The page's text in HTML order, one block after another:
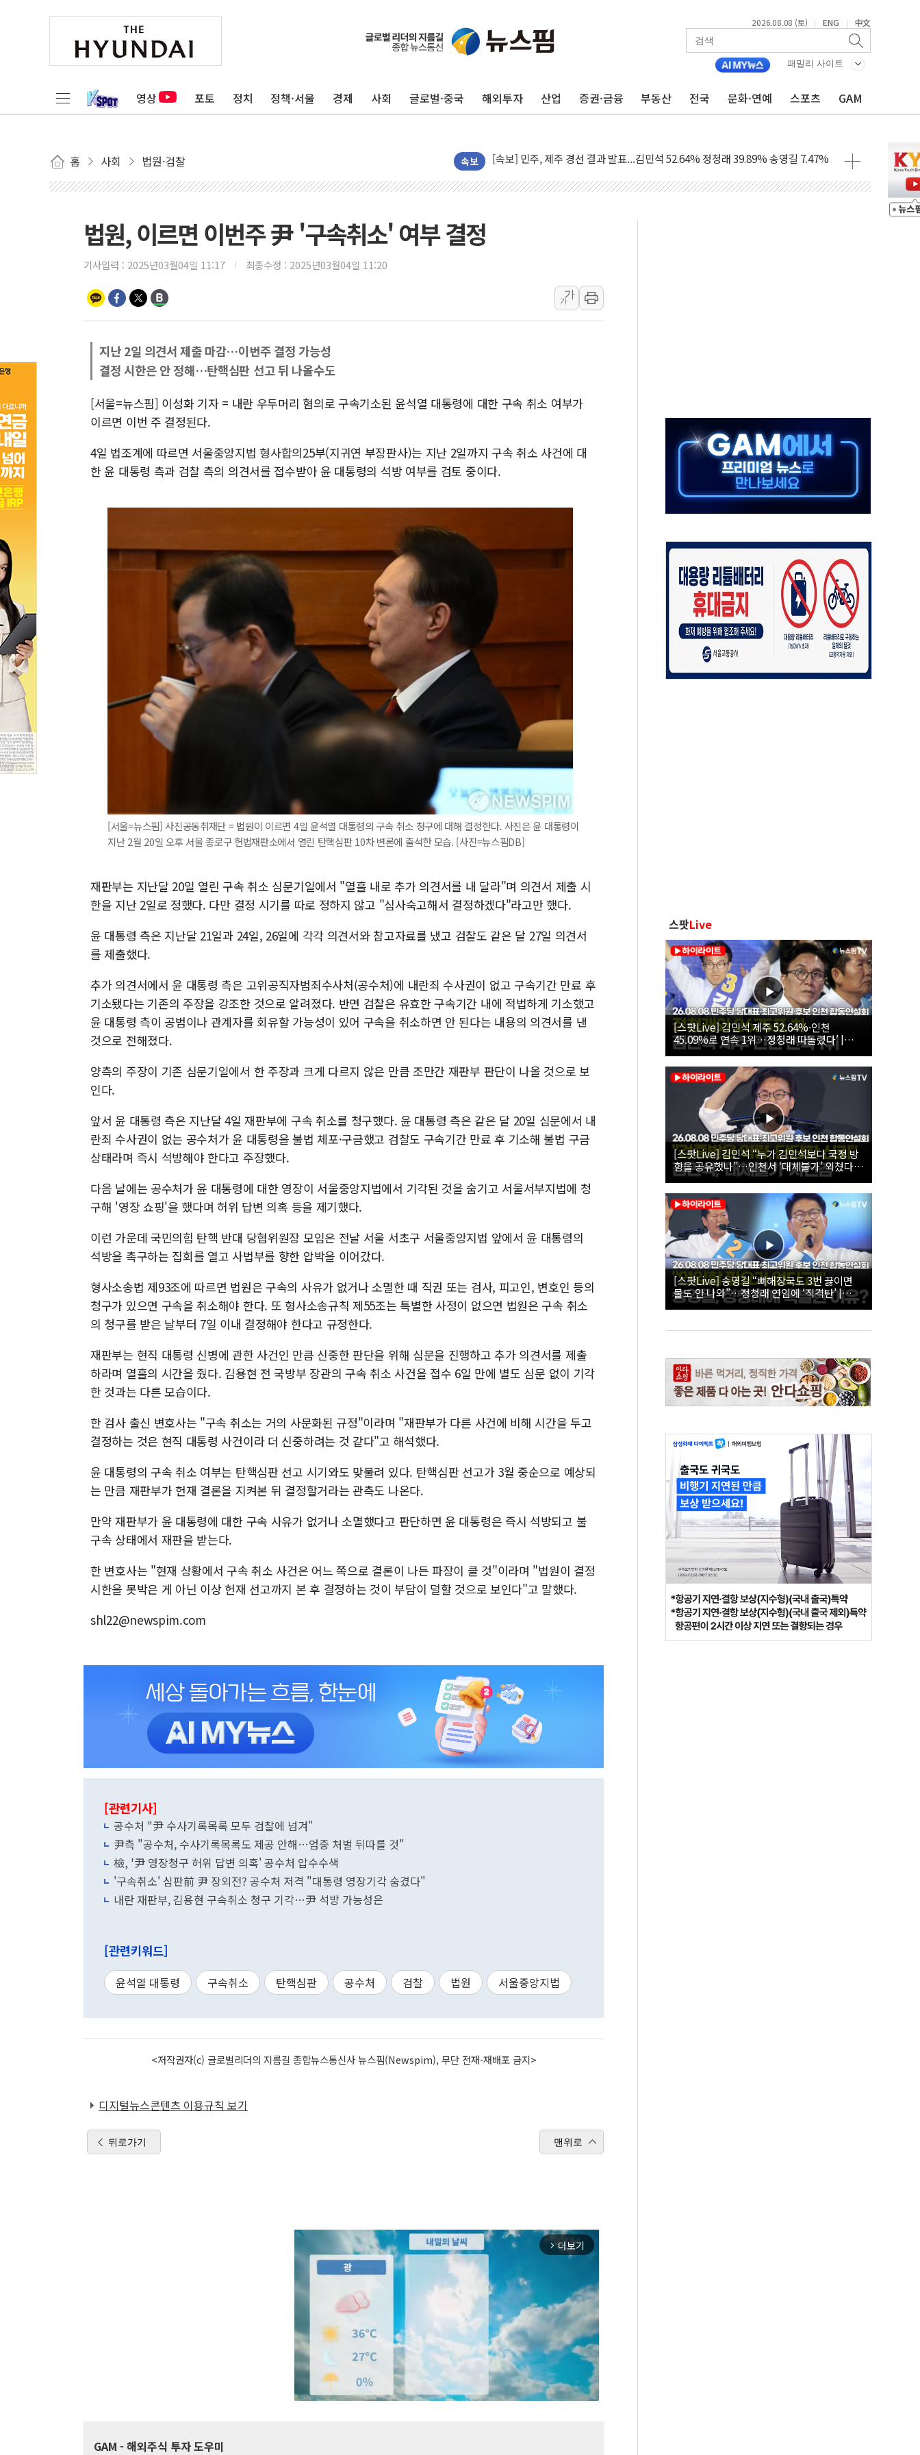
2026.08.08 (토) | ENG | 中文
패밀리 사이트
영상 포토 정치 정책·서울 경제 사회 글로벌·중국 해외투자 산업 증권·금융 부동산 전국 문화·연예 스포츠 GAM
홈 사회 법원·검찰 속보
[속보] 민주, 제주·인천 경선 결과 발표...김민석 47.75% 정청래 42.08%
[속보] 민주, 인천 경선 결과 발표...김민석 45.09% 정청래 43.27% 송영길 11.63%
이번주 국내 주요 금융일정(8.10~8.14)
美, 이란전 출구전략 만지작…공습 한계·탄약 부족 현실화
폐기물 수거하다 참변…60대 환경미화원 수거차에 치여 사망
여수 오동도 인근 해상서 모터보트 전복…1명 사망·1명 실종
추미애, '위안부' 피해자 기림의 날 참석..."국제적 시민 연대로 목소리 내야"
인천 선재도 갯벌서 해루질 중 실종 60대 나흘만에 숨진 채 발견
동해중부 전 해상 풍랑주의보…10일까지 최대 3.5m 높은 물결
연일 폭염에 온열질환 사망 23명…정부, 비상대응기구 가동
中 전방위 아파트 부양, 수도 베이징도 부동산 규제 철폐
인제 용대리 계곡서 수위 상승으로 피서객 7명 고립…전원 구조
동해시, 11~14일 '별똥별 멍' 운영…페르세우스 유성우 관측
법원, 이르면 이번주 尹 '구속취소' 여부 결정
기사입력 : 2025년03월04일 11:17 최종수정 : 2025년03월04일 11:20
가
가
지난 2일 의견서 제출 마감…이번주 결정 가능성
결정 시한은 안 정해…탄핵심판 선고 뒤 나올수도
[서울=뉴스핌] 이성화 기자 = 내란 우두머리 혐의로 구속기소된 윤석열 대통령에 대한 구속 취소 여부가
이르면 이번 주 결정된다.
4일 법조계에 따르면 서울중앙지법 형사합의25부(지귀연 부장판사)는 지난 2일까지 구속 취소 사건에 대
한 윤 대통령 측과 검찰 측의 의견서를 접수받아 윤 대통령의 석방 여부를 검토 중이다.
[서울=뉴스핌] 사진공동취재단 = 법원이 이르면 4일 윤석열 대통령의 구속 취소 청구에 대해 결정한다. 사진은 윤 대통령이
지난 2월 20일 오후 서울 종로구 헌법재판소에서 열린 탄핵심판 10차 변론에 출석한 모습. [사진=뉴스핌DB]
재판부는 지난달 20일 열린 구속 취소 심문기일에서 "열흘 내로 추가 의견서를 내 달라"며 의견서 제출 시
한을 지난 2일로 정했다. 다만 결정 시기를 따로 정하지 않고 "심사숙고해서 결정하겠다"라고만 했다.
윤 대통령 측은 지난달 21일과 24일, 26일에 각각 의견서와 참고자료를 냈고 검찰도 같은 달 27일 의견서
를 제출했다.
추가 의견서에서 윤 대통령 측은 고위공직자범죄수사처(공수처)에 내란죄 수사권이 없고 구속기간 만료 후
기소됐다는 기존의 주장을 강조한 것으로 알려졌다. 반면 검찰은 유효한 구속기간 내에 적법하게 기소했고
윤 대통령 측이 공범이나 관계자를 회유할 가능성이 있어 구속을 취소하면 안 된다는 내용의 의견서를 낸
것으로 전해졌다.
양측의 주장이 기존 심문기일에서 한 주장과 크게 다르지 않은 만큼 조만간 재판부 판단이 나올 것으로 보
인다.
앞서 윤 대통령 측은 지난달 4일 재판부에 구속 취소를 청구했다. 윤 대통령 측은 같은 달 20일 심문에서 내
란죄 수사권이 없는 공수처가 윤 대통령을 불법 체포·구금했고 검찰도 구속기간 만료 후 기소해 불법 구금
상태라며 즉시 석방해야 한다고 주장했다.
다음 날에는 공수처가 윤 대통령에 대한 영장이 서울중앙지법에서 기각된 것을 숨기고 서울서부지법에 청
구해 '영장 쇼핑'을 했다며 허위 답변 의혹 등을 제기했다.
이런 가운데 국민의힘 탄핵 반대 당협위원장 모임은 전날 서울 서초구 서울중앙지법 앞에서 윤 대통령의
석방을 촉구하는 집회를 열고 사법부를 향한 압박을 이어갔다.
형사소송법 제93조에 따르면 법원은 구속의 사유가 없거나 소멸한 때 직권 또는 검사, 피고인, 변호인 등의
청구가 있으면 구속을 취소해야 한다. 또 형사소송규칙 제55조는 특별한 사정이 없으면 법원은 구속 취소
의 청구를 받은 날부터 7일 이내 결정해야 한다고 규정한다.
재판부는 현직 대통령 신병에 관한 사건인 만큼 신중한 판단을 위해 심문을 진행하고 추가 의견서를 제출
하라며 열흘의 시간을 줬다. 김용현 전 국방부 장관의 구속 취소 사건을 접수 6일 만에 별도 심문 없이 기각
한 것과는 다른 모습이다.
한 검사 출신 변호사는 "구속 취소는 거의 사문화된 규정"이라며 "재판부가 다른 사건에 비해 시간을 두고
결정하는 것은 현직 대통령 사건이라 더 신중하려는 것 같다"고 해석했다.
윤 대통령의 구속 취소 여부는 탄핵심판 선고 시기와도 맞물려 있다. 탄핵심판 선고가 3월 중순으로 예상되
는 만큼 재판부가 헌재 결론을 지켜본 뒤 결정할거라는 관측도 나온다.
만약 재판부가 윤 대통령에 대한 구속 사유가 없거나 소멸했다고 판단하면 윤 대통령은 즉시 석방되고 불
구속 상태에서 재판을 받는다.
한 변호사는 "현재 상황에서 구속 취소 사건은 어느 쪽으로 결론이 나든 파장이 클 것"이라며 "법원이 결정
시한을 못박은 게 아닌 이상 헌재 선고까지 본 후 결정하는 것이 부담이 덜할 것으로 보인다"고 말했다.
shl22@newspim.com
[관련기사]
공수처 "尹 수사기록목록 모두 검찰에 넘겨"
尹측 "공수처, 수사기록목록도 제공 안해…엄중 처벌 뒤따를 것"
檢, '尹 영장청구 허위 답변 의혹' 공수처 압수수색
'구속취소' 심판前 尹 장외전? 공수처 저격 "대통령 영장기각 숨겼다"
내란 재판부, 김용현 구속취소 청구 기각…尹 석방 가능성은
[관련키워드]
윤석열 대통령 구속취소 탄핵심판 공수처 검찰 법원 서울중앙지법
<저작권자(c) 글로벌리더의 지름길 종합뉴스통신사 뉴스핌(Newspim), 무단 전재-재배포 금지>
디지털뉴스콘텐츠 이용규칙 보기
뒤로가기 맨위로
arrow_forward_ios 더보기
GAM - 해외주식 투자 도우미
스팟Live
[스팟Live] 김민석 제주 52.64%·인천
45.09%로 연속 1위…정청래 따돌렸다’ |
26.08.08 더불어민주당 당대표·최고위원 후
보 인천 합동연설회
[스팟Live] 김민석 “누가 김민석보다 국정 방
향을 공유했나”…인천서 ‘대체불가’ 외쳤다 |
26.08.08 더불어민주당 당대표·최고위원 후
보 인천 합동연설회
[스팟Live] 송영길 “뼈해장국도 3번 끓이면
물도 안 나와”…정청래 연임에 ‘직격탄’ |
26.08.08 더불어민주당 당대표·최고위원 후